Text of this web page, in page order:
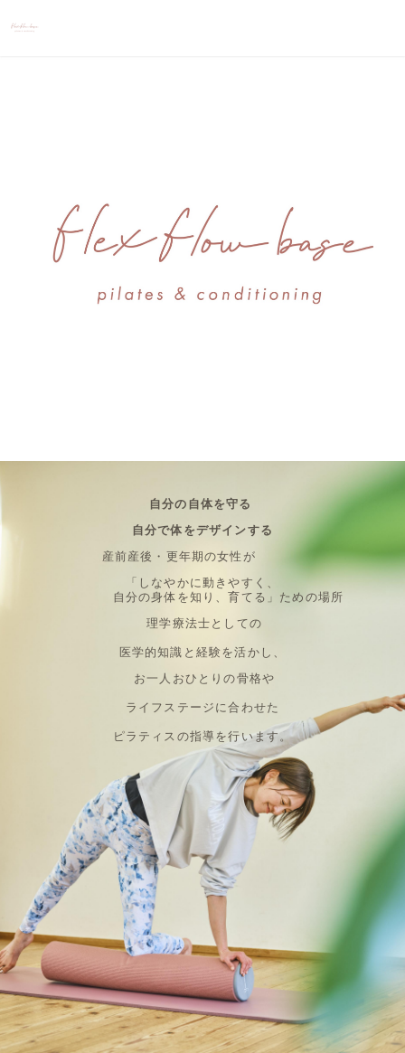
自分の自体を守る
自分で体をデザインする
産前産後・更年期の女性が
「しなやかに動きやすく、
自分の身体を知り、育てる」ための場所
理学療法士としての
医学的知識と経験を活かし、
お一人おひとりの骨格や
ライフステージに合わせた
ピラティスの指導を行います。